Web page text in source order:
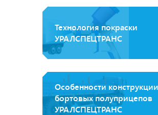
Технология покраски
УРАЛСПЕЦТРАНС
Особенности конструкции
бортовых полуприцепов
УРАЛСПЕЦТРАНС